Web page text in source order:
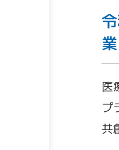
医
プ
共